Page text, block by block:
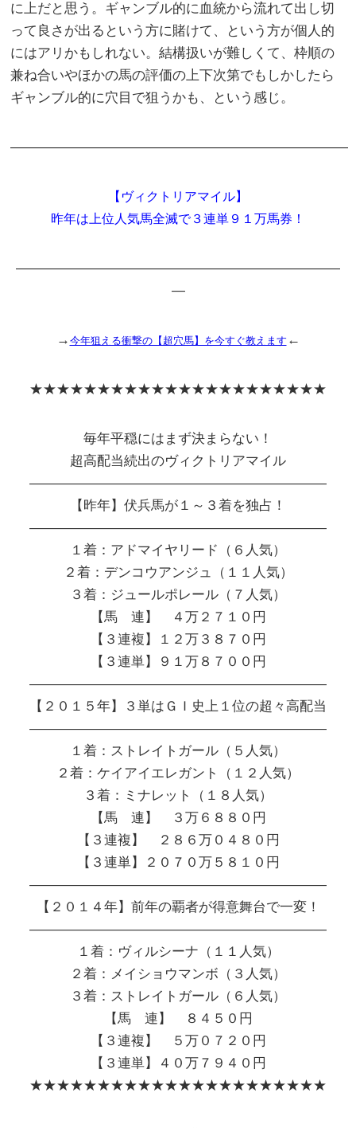
に上だと思う。ギャンブル的に血統から流れて出し切
って良さが出るという方に賭けて、という方が個人的
にはアリかもしれない。結構扱いが難しくて、枠順の
兼ね合いやほかの馬の評価の上下次第でもしかしたら
ギャンブル的に穴目で狙うかも、という感じ。
―――――――――――――――――――――――――
【ヴィクトリアマイル】
昨年は上位人気馬全滅で３連単９１万馬券！
――――――――――――――――――――――――
―
→ 今年狙える衝撃の【超穴馬】を今すぐ教えます ←
★★★★★★★★★★★★★★★★★★★★★★
毎年平穏にはまず決まらない！
超高配当続出のヴィクトリアマイル
――――――――――――――――――――――
【昨年】伏兵馬が１～３着を独占！
――――――――――――――――――――――
１着：アドマイヤリード（６人気）
２着：デンコウアンジュ（１１人気）
３着：ジュールポレール（７人気）
【馬 連】 ４万２７１０円
【３連複】１２万３８７０円
【３連単】９１万８７００円
――――――――――――――――――――――
【２０１５年】３単はＧＩ史上１位の超々高配当
――――――――――――――――――――――
１着：ストレイトガール（５人気）
２着：ケイアイエレガント（１２人気）
３着：ミナレット（１８人気）
【馬 連】 ３万６８８０円
【３連複】 ２８６万０４８０円
【３連単】２０７０万５８１０円
――――――――――――――――――――――
【２０１４年】前年の覇者が得意舞台で一変！
――――――――――――――――――――――
１着：ヴィルシーナ（１１人気）
２着：メイショウマンボ（３人気）
３着：ストレイトガール（６人気）
【馬 連】 ８４５０円
【３連複】 ５万０７２０円
【３連単】４０万７９４０円
★★★★★★★★★★★★★★★★★★★★★★